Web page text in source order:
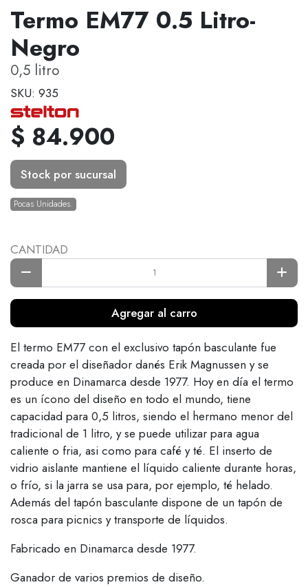
Termo EM77 0.5 Litro-
Negro
0,5 litro
SKU: 935
$ 84.900
Stock por sucursal
Pocas Unidades.
CANTIDAD
Agregar al carro
El termo EM77 con el exclusivo tapón basculante fue
creada por el diseñador danés Erik Magnussen y se
produce en Dinamarca desde 1977. Hoy en día el termo
es un ícono del diseño en todo el mundo, tiene
capacidad para 0,5 litros, siendo el hermano menor del
tradicional de 1 litro, y se puede utilizar para agua
caliente o fria, asi como para café y té. El inserto de
vidrio aislante mantiene el líquido caliente durante horas,
o frío, si la jarra se usa para, por ejemplo, té helado.
Además del tapón basculante dispone de un tapón de
rosca para picnics y transporte de líquidos.
Fabricado en Dinamarca desde 1977.
Ganador de varios premios de diseño.